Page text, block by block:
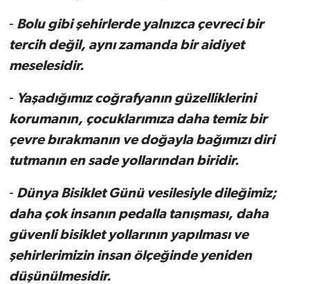
- Bolu gibi şehirlerde yalnızca çevreci bir
tercih değil, aynı zamanda bir aidiyet
meselesidir.
- Yaşadığımız coğrafyanın güzelliklerini
korumanın, çocuklarımıza daha temiz bir
çevre bırakmanın ve doğayla bağımızı diri
tutmanın en sade yollarından biridir.
- Dünya Bisiklet Günü vesilesiyle dileğimiz;
daha çok insanın pedalla tanışması, daha
güvenli bisiklet yollarının yapılması ve
şehirlerimizin insan ölçeğinde yeniden
düşünülmesidir.